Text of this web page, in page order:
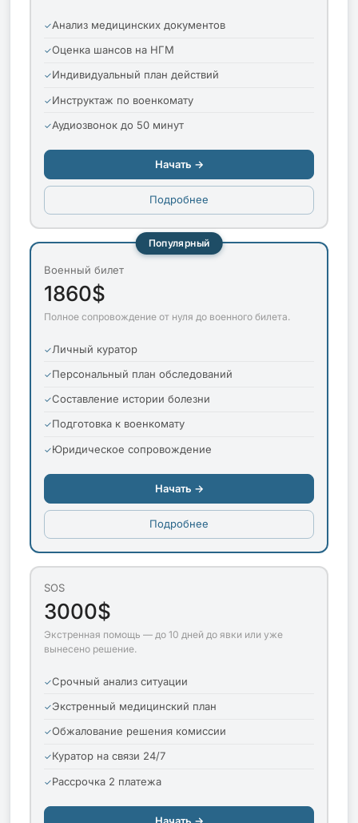
Анализ медицинских документов
Оценка шансов на НГМ
Индивидуальный план действий
Инструктаж по военкомату
Аудиозвонок до 50 минут
Начать →
Подробнее
Популярный
Военный билет
1860$
Полное сопровождение от нуля до военного билета.
Личный куратор
Персональный план обследований
Составление истории болезни
Подготовка к военкомату
Юридическое сопровождение
Начать →
Подробнее
SOS
3000$
Экстренная помощь — до 10 дней до явки или уже
вынесено решение.
Срочный анализ ситуации
Экстренный медицинский план
Обжалование решения комиссии
Куратор на связи 24/7
Рассрочка 2 платежа